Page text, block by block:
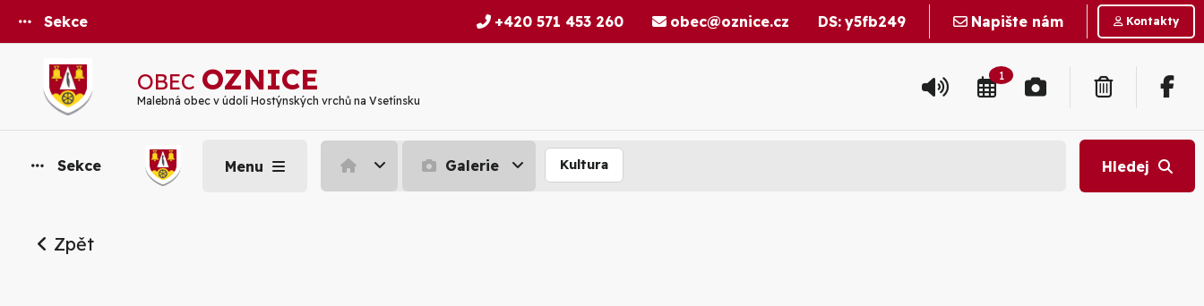
Sekce +420 571 453 260 obec@oznice.cz DS: y5fb249 Napište nám Kontakty
OBEC OZNICE
Malebná obec v údolí Hostýnských vrchů na Vsetínsku
1
Sekce Menu Galerie Kultura Hledej
Zpět